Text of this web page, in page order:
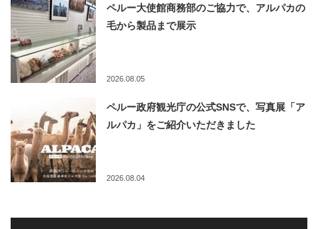
ペルー大使館商務部のご協力で、アルパカの
毛から製品まで展示
2026.08.05
ペルー政府観光庁の公式SNSで、写真展「ア
ルパカ」をご紹介いただきました
2026.08.04